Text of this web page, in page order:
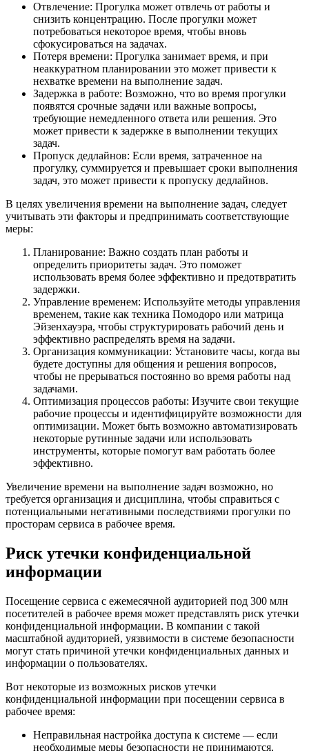
Отвлечение: Прогулка может отвлечь от работы и
снизить концентрацию. После прогулки может
потребоваться некоторое время, чтобы вновь
сфокусироваться на задачах.
Потеря времени: Прогулка занимает время, и при
неаккуратном планировании это может привести к
нехватке времени на выполнение задач.
Задержка в работе: Возможно, что во время прогулки
появятся срочные задачи или важные вопросы,
требующие немедленного ответа или решения. Это
может привести к задержке в выполнении текущих
задач.
Пропуск дедлайнов: Если время, затраченное на
прогулку, суммируется и превышает сроки выполнения
задач, это может привести к пропуску дедлайнов.
В целях увеличения времени на выполнение задач, следует
учитывать эти факторы и предпринимать соответствующие
меры:
Планирование: Важно создать план работы и
определить приоритеты задач. Это поможет
использовать время более эффективно и предотвратить
задержки.
Управление временем: Используйте методы управления
временем, такие как техника Помодоро или матрица
Эйзенхауэра, чтобы структурировать рабочий день и
эффективно распределять время на задачи.
Организация коммуникации: Установите часы, когда вы
будете доступны для общения и решения вопросов,
чтобы не прерываться постоянно во время работы над
задачами.
Оптимизация процессов работы: Изучите свои текущие
рабочие процессы и идентифицируйте возможности для
оптимизации. Может быть возможно автоматизировать
некоторые рутинные задачи или использовать
инструменты, которые помогут вам работать более
эффективно.
Увеличение времени на выполнение задач возможно, но
требуется организация и дисциплина, чтобы справиться с
потенциальными негативными последствиями прогулки по
просторам сервиса в рабочее время.
Риск утечки конфиденциальной
информации
Посещение сервиса с ежемесячной аудиторией под 300 млн
посетителей в рабочее время может представлять риск утечки
конфиденциальной информации. В компании с такой
масштабной аудиторией, уязвимости в системе безопасности
могут стать причиной утечки конфиденциальных данных и
информации о пользователях.
Вот некоторые из возможных рисков утечки
конфиденциальной информации при посещении сервиса в
рабочее время:
Неправильная настройка доступа к системе — если
необходимые меры безопасности не принимаются,